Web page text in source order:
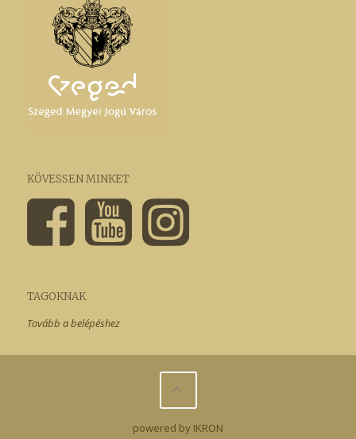
KÖVESSEN MINKET
TAGOKNAK
Tovább a belépéshez
powered by IKRON